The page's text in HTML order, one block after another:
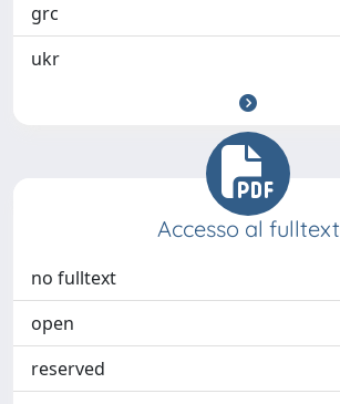
grc
ukr
Accesso al fulltext
no fulltext
open
reserved